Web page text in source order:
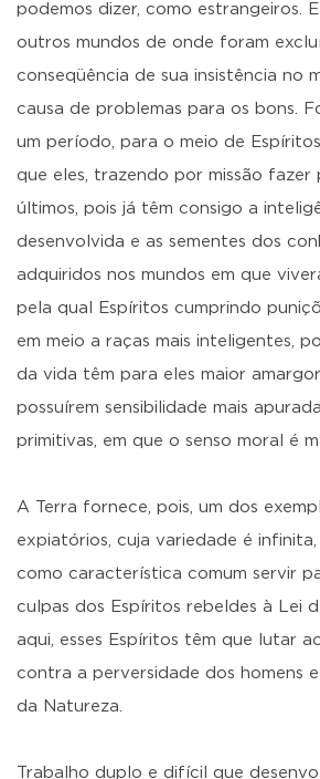
podemos dizer, como estrangeiros.
outros mundos de onde foram
conseqüência de sua insistência no
causa de problemas para os bons.
um período, para o meio de
que eles, trazendo por missão fazer
últimos, pois já têm consigo a
desenvolvida e as sementes dos
adquiridos nos mundos em que
pela qual Espíritos cumprindo
em meio a raças mais inteligentes,
da vida têm para eles maior
possuírem sensibilidade mais
primitivas, em que o senso moral é
A Terra fornece, pois, um dos
expiatórios, cuja variedade é
como característica comum servir
culpas dos Espíritos rebeldes à Lei
aqui, esses Espíritos têm que lutar
contra a perversidade dos homens
da Natureza.
Trabalho duplo e difícil que